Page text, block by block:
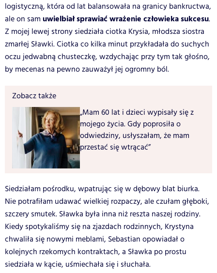
logistyczną, która od lat balansowała na granicy bankructwa,
ale on sam uwielbiał sprawiać wrażenie człowieka sukcesu.
Z mojej lewej strony siedziała ciotka Krysia, młodsza siostra
zmarłej Sławki. Ciotka co kilka minut przykładała do suchych
oczu jedwabną chusteczkę, wzdychając przy tym tak głośno,
by mecenas na pewno zauważył jej ogromny ból.
Zobacz także
„Mam 60 lat i dzieci wypisały się z
mojego życia. Gdy poprosiła o
odwiedziny, usłyszałam, że mam
przestać się wtrącać”
Siedziałam pośrodku, wpatrując się w dębowy blat biurka.
Nie potrafiłam udawać wielkiej rozpaczy, ale czułam głęboki,
szczery smutek. Sławka była inna niż reszta naszej rodziny.
Kiedy spotykaliśmy się na zjazdach rodzinnych, Krystyna
chwaliła się nowymi meblami, Sebastian opowiadał o
kolejnych rzekomych kontraktach, a Sławka po prostu
siedziała w kącie, uśmiechała się i słuchała.